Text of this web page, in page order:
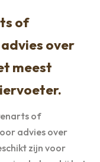
of
over
meest
of
advies over
zijn voor